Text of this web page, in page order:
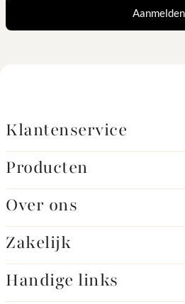
Aanmelden
Klantenservice
Producten
Over ons
Zakelijk
Handige links